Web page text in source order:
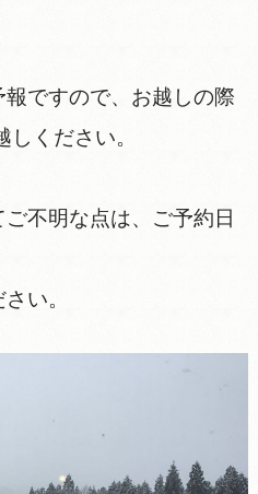
ですので、お越しの際
ください。
不明な点は、ご予約日
い。